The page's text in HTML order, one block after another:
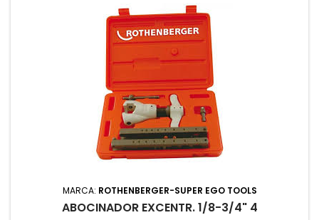
MARCA: ROTHENBERGER-SUPER EGO TOOLS
ABOCINADOR EXCENTR. 1/8-3/4" 4